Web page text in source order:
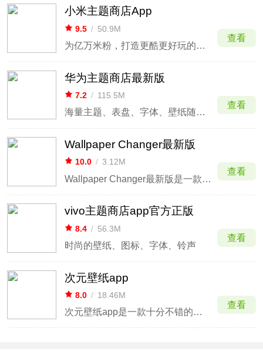
小米主题商店App
9.5 / 50.9M
为亿万米粉，打造更酷更好玩的小米手机！
查看
华为主题商店最新版
7.2 / 115.5M
海量主题、表盘、字体、壁纸随心换
查看
Wallpaper Changer最新版
10.0 / 3.12M
Wallpaper Changer最新版是一款为安卓手机打造的支持桌面壁纸自动更换的软件。这款软件对于一些觉得设置壁纸麻烦的人，可以说是一款必须收藏的软件，它允许您只需单击一个小部件即可快速更改壁纸！
查看
vivo主题商店app官方正版
8.4 / 56.3M
时尚的壁纸、图标、字体、铃声
查看
次元壁纸app
8.0 / 18.46M
次元壁纸app是一款十分不错的二次元手机壁纸设置软件。在最新版中，不仅修复了部分壁纸无法加载问题，而且还修复了部分壁纸保存后无法打开问题，可以给用户带来更加舒适的使用体验。
查看